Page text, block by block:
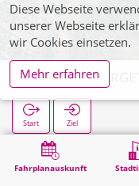
Fahrplanauskunft
Alsdorf,
Start Ziel
Freizeit & Tourismus Kultur
Diese Webseite
unserer Webseite
wir Cookies einsetzen.
Mehr erfahren